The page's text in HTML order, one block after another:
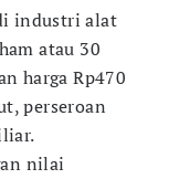
industri alat
atau 30
harga Rp470
perseroan
nilai